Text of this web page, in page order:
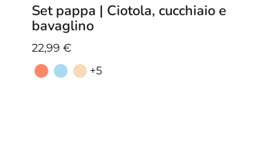
Set pappa | Ciotola, cucchiaio e
bavaglino
22,99€
+5